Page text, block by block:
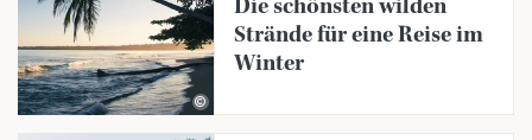
©
Strände für eine Reise im
Winter